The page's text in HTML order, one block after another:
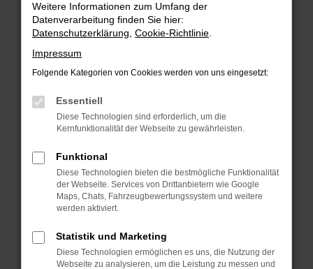
Überprüfe deine Firewall und deine
Internetverbindung.
Laden andere Webseiten, zum Beispiel deine
Suchmaschine?
Prüfe deine Browsererweiterungen.
Manche Erweiterungen, wie Werbeblocker,
können das Laden bestimmter Seiten
verhindern. Funktioniert die Seite in einem
Fenster?
Starte dein Gerät neu.
Das kann manchmal helfen, vorübergehende
Probleme zu beheben.
Betriebssystem auf dem neuesten Stand
sind.
Weitere Informationen zum Umfang der
Datenverarbeitung finden Sie hier:
Datenschutzerklärung Cookie-Richtlinie
Impressum
Folgende Kategorien von Cookies werden von uns eingesetzt:
Essentiell
Diese Technologien sind erforderlich, um die
Kernfunktionalität der Webseite zu gewährleisten.
Funktional
Diese Technologien bieten die bestmögliche Funktionalität
der Webseite. Services von Drittanbietern wie Google
Maps, Chats, Fahrzeugbewertungssystem und weitere
werden aktiviert.
Statistik und Marketing
Diese Technologien ermöglichen es uns, die Nutzung der
Webseite zu analysieren, um die Leistung zu messen und